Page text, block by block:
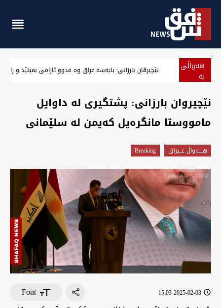
هەواڵی
بە نێچیرڤان بارزانی: بایەسە عراق وە مدوو ئارامی بمینێد و
نێچیروان بارزانی: پشتگیری لە داوایل
مامووستا مانگرەیل کەیمن لە سلێمانی
هــــه‌واڵ عــیراق Breaking
2025-02-03 15:03
Font